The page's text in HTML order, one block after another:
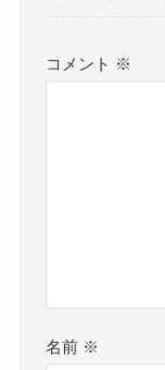
コメント ※
名前 ※